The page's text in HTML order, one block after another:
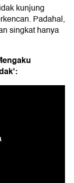
kunjung
Padahal,
singkat hanya